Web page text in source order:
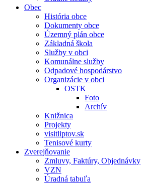
Obec
História obce
Dokumenty obce
Územný plán obce
Základná škola
Služby v obci
Komunálne služby
Odpadové hospodárstvo
Organizácie v obci
OSTK
Foto
Archív
Knižnica
Projekty
visitliptov.sk
Tenisové kurty
Zverejňovanie
Zmluvy, Faktúry, Objednávky
VZN
Úradná tabuľa